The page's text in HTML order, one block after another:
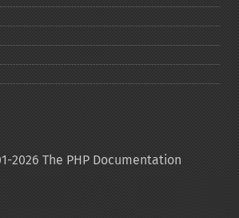
2026 The PHP Documentation